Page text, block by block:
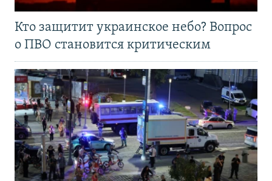
Кто защитит украинское небо? Вопрос
о ПВО становится критическим